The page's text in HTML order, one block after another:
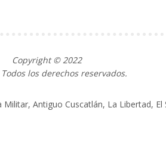
Copyright © 2022
Todos los derechos reservados.
Militar, Antiguo Cuscatlán, La Libertad,